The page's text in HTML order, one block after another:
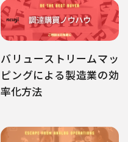
バリューストリームマッ
ピングによる製造業の効
率化方法